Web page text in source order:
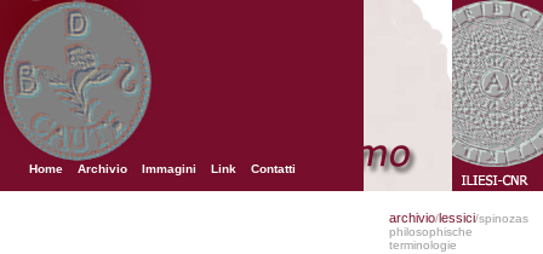
Home Archivio Immagini Link Contatti
archivio/lessici/spinozas
philosophische
terminologie